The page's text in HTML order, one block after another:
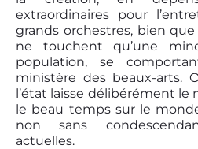
extraordinaires pour
grands orchestres, bien
ne touchent qu’une
population, se
ministère des beaux-arts.
l’état laisse délibérément le
le beau temps sur le
non sans
actuelles.